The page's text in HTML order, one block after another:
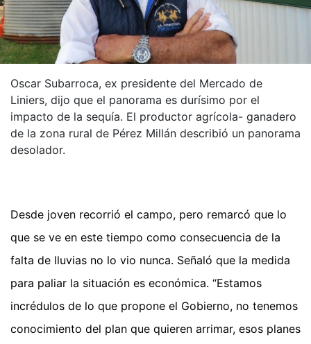
Oscar Subarroca, ex presidente del Mercado de
Liniers, dijo que el panorama es durísimo por el
impacto de la sequía. El productor agrícola- ganadero
de la zona rural de Pérez Millán describió un panorama
desolador.
Desde joven recorrió el campo, pero remarcó que lo
que se ve en este tiempo como consecuencia de la
falta de lluvias no lo vio nunca. Señaló que la medida
para paliar la situación es económica. “Estamos
incrédulos de lo que propone el Gobierno, no tenemos
conocimiento del plan que quieren arrimar, esos planes